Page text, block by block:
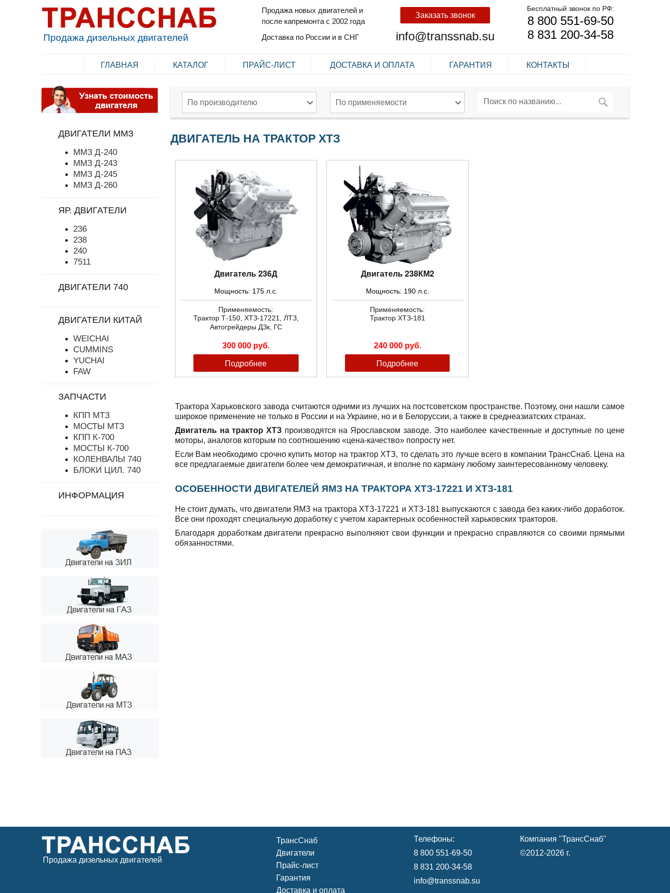
Продажа дизельных двигателей
Продажа новых двигателей и
после капремонта с 2002 года
Доставка по России и в СНГ
Заказать звонок
info@transsnab.su
Бесплатный звонок по РФ:
8 800 551-69-50
8 831 200-34-58
ГЛАВНАЯ КАТАЛОГ ПРАЙС-ЛИСТ ДОСТАВКА И ОПЛАТА ГАРАНТИЯ КОНТАКТЫ
ДВИГАТЕЛИ ММЗ
ММЗ Д-240
ММЗ Д-243
ММЗ Д-245
ММЗ Д-260
ЯР. ДВИГАТЕЛИ
236
238
240
7511
ДВИГАТЕЛИ 740
ДВИГАТЕЛИ КИТАЙ
WEICHAI
CUMMINS
YUCHAI
FAW
ЗАПЧАСТИ
КПП МТЗ
МОСТЫ МТЗ
КПП К-700
МОСТЫ К-700
КОЛЕНВАЛЫ 740
БЛОКИ ЦИЛ. 740
ИНФОРМАЦИЯ
По производителю По применяемости Искать:
ДВИГАТЕЛЬ НА ТРАКТОР ХТЗ
Двигатель 236Д
Мощность: 175 л.с.
Применяемость:
Трактор Т-150, ХТЗ-17221, ЛТЗ,
Автогрейдеры ДЗк, ГС
300 000 руб.
Подробнее
Двигатель 238КМ2
Мощность: 190 л.с.
Применяемость:
Трактор ХТЗ-181
240 000 руб.
Подробнее
Трактора Харьковского завода считаются одними из лучших на постсоветском пространстве. Поэтому, они нашли самое
широкое применение не только в России и на Украине, но и в Белоруссии, а также в среднеазиатских странах.
Двигатель на трактор ХТЗпроизводятся на Ярославском заводе. Это наиболее качественные и доступные по цене
моторы, аналогов которым по соотношению «цена-качество» попросту нет.
Если Вам необходимо срочно купить мотор на трактор ХТЗ, то сделать это лучше всего в компании ТрансСнаб. Цена на
все предлагаемые двигатели более чем демократичная, и вполне по карману любому заинтересованному человеку.
ОСОБЕННОСТИ ДВИГАТЕЛЕЙ ЯМЗ НА ТРАКТОРА ХТЗ-17221 И ХТЗ-181
Не стоит думать, что двигатели ЯМЗ на трактора ХТЗ-17221 и ХТЗ-181 выпускаются с завода без каких-либо доработок.
Все они проходят специальную доработку с учетом характерных особенностей харьковских тракторов.
Благодаря доработкам двигатели прекрасно выполняют свои функции и прекрасно справляются со своими прямыми
обязанностями.
Продажа дизельных двигателей
ТрансСнаб
Двигатели
Прайс-лист
Гарантия
Доставка и оплата
Телефоны:
8 800 551-69-50
8 831 200-34-58
info@transsnab.su
Компания "ТрансСнаб"
©2012-2026 г.